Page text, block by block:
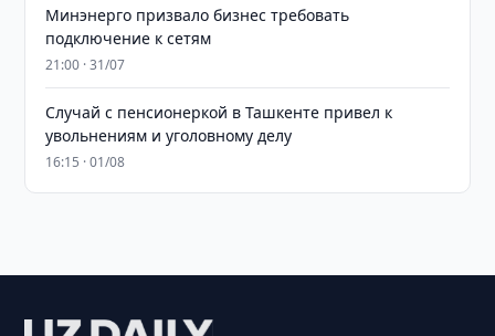
Минэнерго призвало бизнес требовать
подключение к сетям
21:00 · 31/07
Случай с пенсионеркой в Ташкенте привел к
увольнениям и уголовному делу
16:15 · 01/08